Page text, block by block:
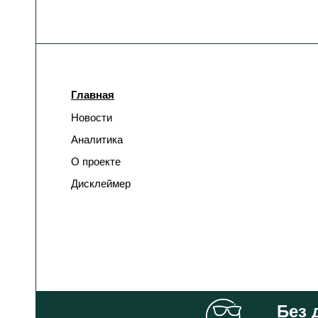
Болгария
Боливия
Босния и
Герцеговина
Колумбия
Главная
Новости
Аналитика
О проекте
Дисклеймер
Без